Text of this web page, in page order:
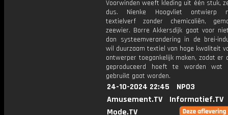
Voorwinden weeft kleding uit één stuk,
dus. Nienke Hoogvliet ontwierp
textielverf zonder chemicaliën,
zeewier. Borre Akkersdijk gaat voor
dan systeemverandering in de brei-
wil duurzaam textiel van hoge kwaliteit
ontwerper toegankelijk maken, zodat er
geproduceerd hoeft te worden wat
gebruikt gaat worden.
24-10-2024 22:45
NPO3
Amusement.TV
Informatief.TV
Mode.TV